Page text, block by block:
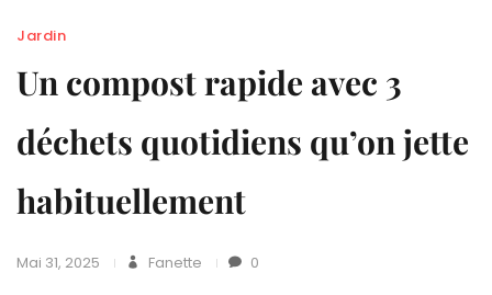
Jardin
Un compost rapide avec 3
déchets quotidiens qu’on jette
habituellement
Mai 31, 2025 Fanette 0